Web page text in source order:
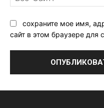
сохраните мое имя,
сайт в этом браузере